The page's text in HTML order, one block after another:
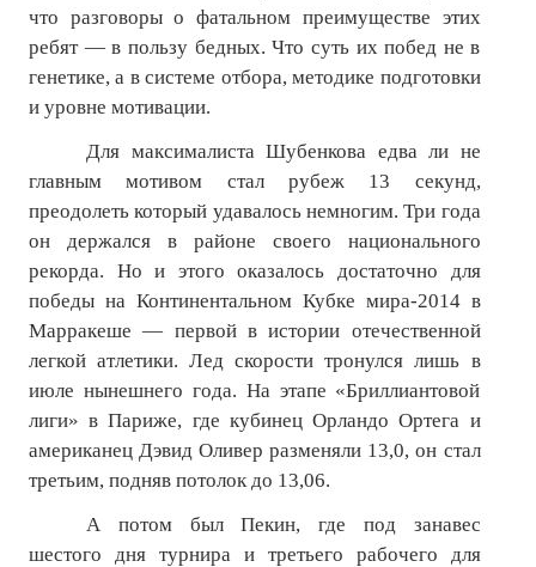
что разговоры о фатальном преимуществе этих
ребят — в пользу бедных. Что суть их побед не в
генетике, а в системе отбора, методике подготовки
и уровне мотивации.
Для максималиста Шубенкова едва ли не
главным мотивом стал рубеж 13 секунд,
преодолеть который удавалось немногим. Три года
он держался в районе своего национального
рекорда. Но и этого оказалось достаточно для
победы на Континентальном Кубке мира-2014 в
Марракеше — первой в истории отечественной
легкой атлетики. Лед скороститронулся лишь в
июле нынешнего года. На этапе «Бриллиантовой
лиги» в Париже, где кубинец Орландо Ортега и
американец Дэвид Оливер разменяли 13,0, он стал
третьим, подняв потолок до 13,06.
А потом был Пекин, где под занавес
шестого дня турнира и третьего рабочего для